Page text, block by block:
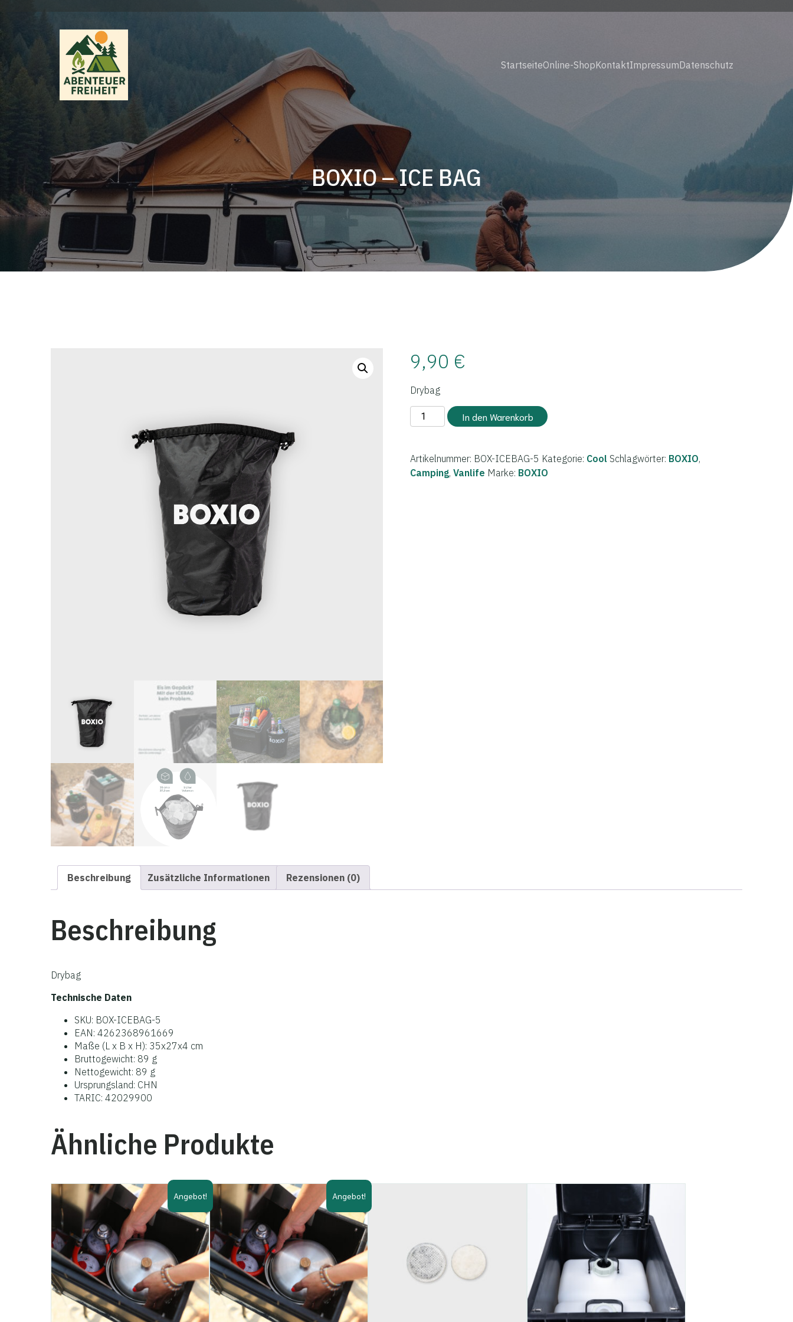
StartseiteOnline-ShopKontaktImpressumDatenschutz
BOXIO – ICE BAG
9,90 €
Drybag
BOXIO
-
Menge
In den Warenkorb
Artikelnummer: BOX-ICEBAG-5 Kategorie: Cool Schlagwörter: BOXIO,
Camping,Vanlife Marke: BOXIO
Beschreibung Zusätzliche Informationen Rezensionen (0)
Beschreibung
Drybag
Technische Daten
SKU: BOX-ICEBAG-5
EAN: 4262368961669
Maße (L x B x H): 35x27x4 cm
Bruttogewicht: 89 g
Nettogewicht: 89 g
Ursprungsland: CHN
TARIC: 42029900
Ähnliche Produkte
Angebot! Angebot!